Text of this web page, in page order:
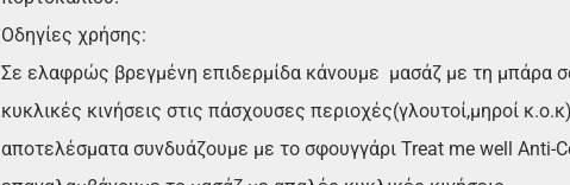
Οδηγίες χρήσης:
Σε ελαφρώς βρεγμένη επιδερμίδα κάνουμε μασάζ με τη μπάρα
κυκλικές κινήσεις στις πάσχουσες περιοχές(γλουτοί,μηροί
αποτελέσματα συνδυάζουμε με το σφουγγάρι Treat me well Anti-